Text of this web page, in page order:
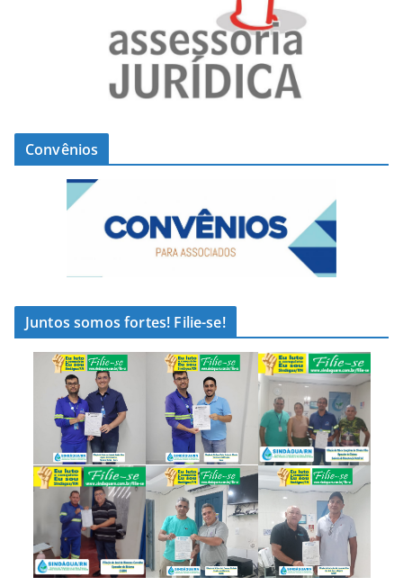
Convênios
Juntos somos fortes! Filie-se!